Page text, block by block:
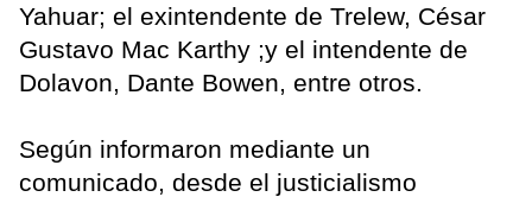
Yahuar; el exintendente de Trelew, César
Gustavo Mac Karthy ;y el intendente de
Dolavon, Dante Bowen, entre otros.
Según informaron mediante un
comunicado, desde el justicialismo